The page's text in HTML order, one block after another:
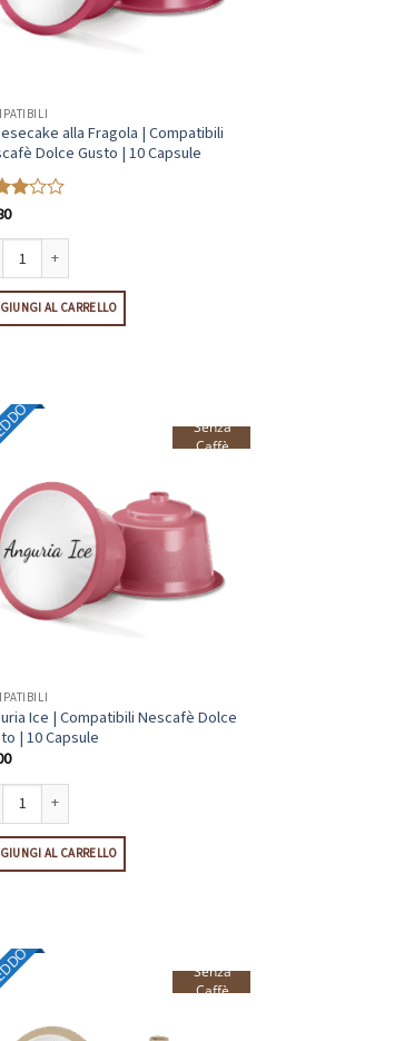
Capsule quantità
alla Fragola | Compatibili
Dolce Gusto | 10 Capsule
alla Fragola | Compatibili Nescafè Dolce Gusto | 10 Capsule
AL CARRELLO
Capsule quantità
Senza
Caffè
Ice | Compatibili Nescafè Dolce
| 10 Capsule
Ice | Compatibili Nescafè Dolce Gusto | 10 Capsule quantità
AL CARRELLO
Senza
Caffè